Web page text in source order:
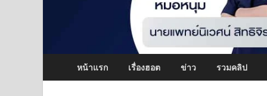
หน้าแรก เรื่องฮอต ข่าว รวมคลิป